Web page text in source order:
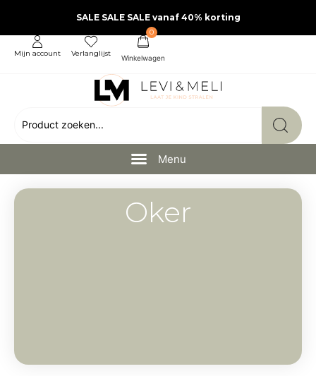
SALE SALE SALE vanaf 40% korting
Mijn account Verlanglijst
0
Oker